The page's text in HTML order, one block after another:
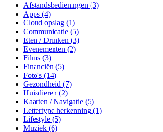
Afstandsbedieningen (3)
Apps (4)
Cloud opslag (1)
Communicatie (5)
Eten / Drinken (3)
Evenementen (2)
Films (3)
Financiën (5)
Foto's (14)
Gezondheid (7)
Huisdieren (2)
Kaarten / Navigatie (5)
Lettertype herkenning (1)
Lifestyle (5)
Muziek (6)